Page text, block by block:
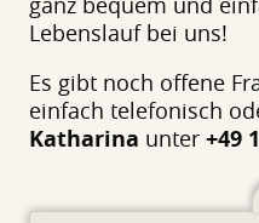
Lebenslauf bei uns!
Es gibt noch offene
einfach telefonisch
Katharina unter +49